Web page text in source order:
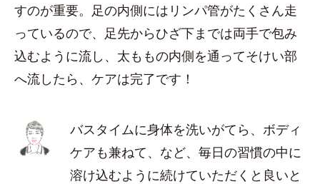
すのが重要。足の内側にはリンパ管がたくさん走
っているので、足先からひざ下までは両手で包み
込むように流し、太ももの内側を通ってそけい部
へ流したら、ケアは完了です！
バスタイムに身体を洗いがてら、ボディ
ケアも兼ねて、など、毎日の習慣の中に
溶け込むように続けていただくと良いと